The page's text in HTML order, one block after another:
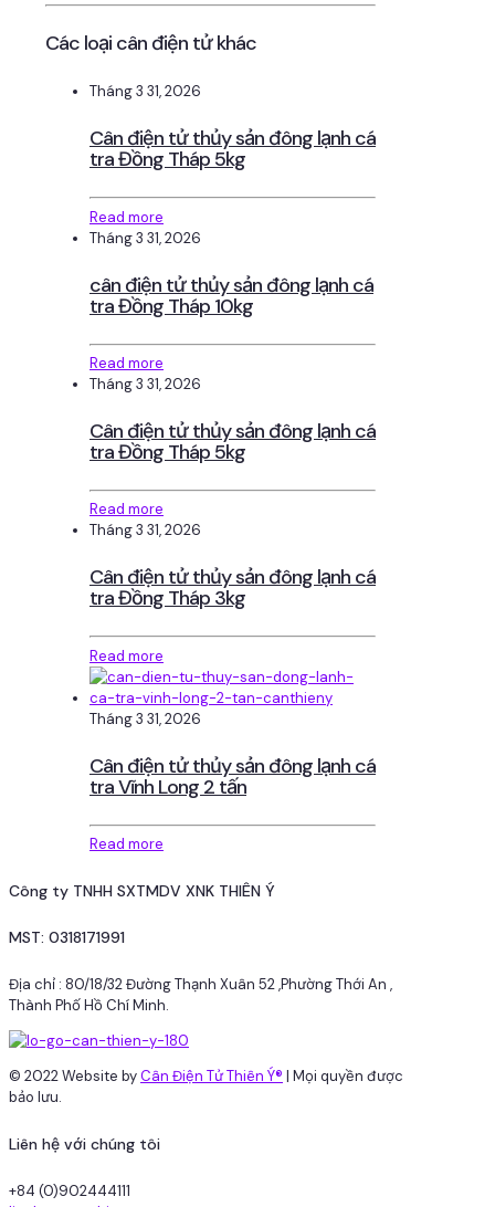
Các loại cân điện tử khác
Tháng 3 31, 2026
Cân điện tử thủy sản đông lạnh cá
tra Đồng Tháp 5kg
Read more
Tháng 3 31, 2026
cân điện tử thủy sản đông lạnh cá
tra Đồng Tháp 10kg
Read more
Tháng 3 31, 2026
Cân điện tử thủy sản đông lạnh cá
tra Đồng Tháp 5kg
Read more
Tháng 3 31, 2026
Cân điện tử thủy sản đông lạnh cá
tra Đồng Tháp 3kg
Read more
Tháng 3 31, 2026
Cân điện tử thủy sản đông lạnh cá
tra Vĩnh Long 2 tấn
Read more
Công ty TNHH SXTMDV XNK THIÊN Ý
MST: 0318171991
Địa chỉ : 80/18/32 Đường Thạnh Xuân 52 ,Phường Thới An ,
Thành Phố Hồ Chí Minh.
© 2022 Website byCân Điện Tử Thiên Ý® | Mọi quyền được
bảo lưu.
Liên hệ với chúng tôi
+84 (0)902444111